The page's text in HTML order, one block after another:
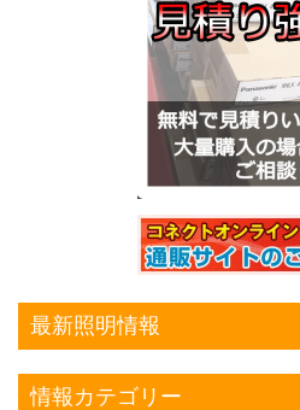
最新照明情報
情報カテゴリー